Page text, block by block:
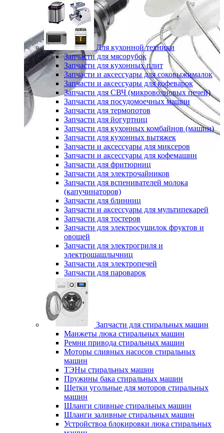
Для кухонной техники
Запчасти для мясорубок
Запчасти для кухонных плит
Запчасти и аксессуары для соковыжималок
Запчасти и аксессуары для кофеварок
Запчасти для СВЧ (микроволновых печей)
Запчасти для посудомоечных машин
Запчасти для термопотов
Запчасти для йогуртниц
Запчасти для кухонных комбайнов (машин)
Запчасти для кухонных вытяжек
Запчасти и аксессуары для миксеров
Запчасти и аксессуары для кофемашин
Запчасти для фритюрниц
Запчасти для электрочайников
Запчасти для вспенивателей молока
(капучинаторов)
Запчасти для блинниц
Запчасти и аксессуары для мультипекарей
Запчасти для тостеров
Запчасти для электросушилок фруктов и
овощей
Запчасти для электрогриля и
электрошашлычниц
Запчасти для электропечей
Запчасти для пароварок
Запчасти для стиральных машин
Манжеты люка стиральных машин
Ремни привода стиральных машин
Моторы сливных насосов стиральных
машин
ТЭНы стиральных машин
Пружины бака стиральных машин
Щетки угольные для моторов стиральных
машин
Шланги сливные стиральных машин
Шланги заливные стиральных машин
Устройствоа блокировки люка стиральных